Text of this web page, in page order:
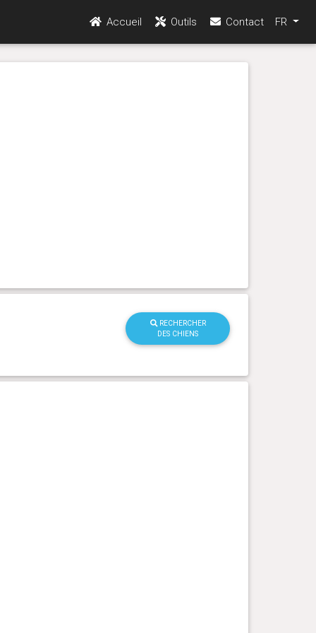
Accueil Outils Contact FR
RECHERCHER
DES CHIENS